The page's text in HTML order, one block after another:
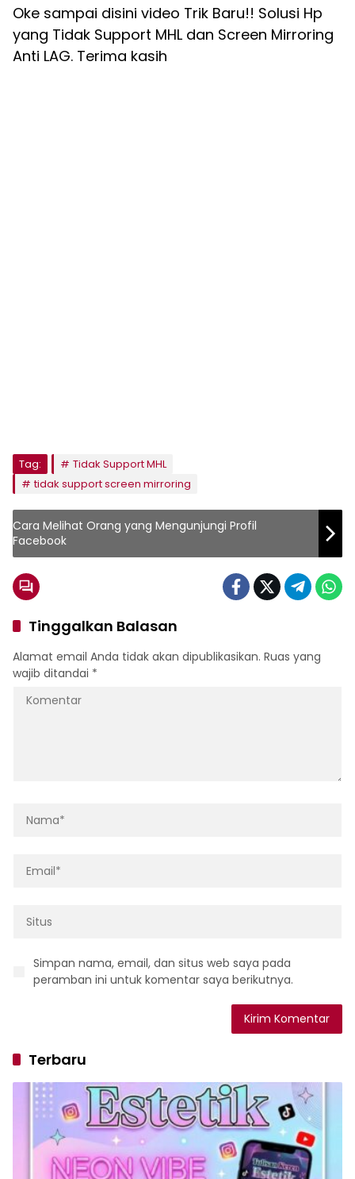
Oke sampai disini video Trik Baru!! Solusi Hp
yang Tidak Support MHL dan Screen Mirroring
Anti LAG. Terima kasih
Tag:
Tidak Support MHL
tidak support screen mirroring
Cara Melihat Orang yang Mengunjungi Profil
Facebook
Tinggalkan Balasan
Alamat email Anda tidak akan dipublikasikan. Ruas yang
wajib ditandai *
Simpan nama, email, dan situs web saya pada
peramban ini untuk komentar saya berikutnya.
Terbaru